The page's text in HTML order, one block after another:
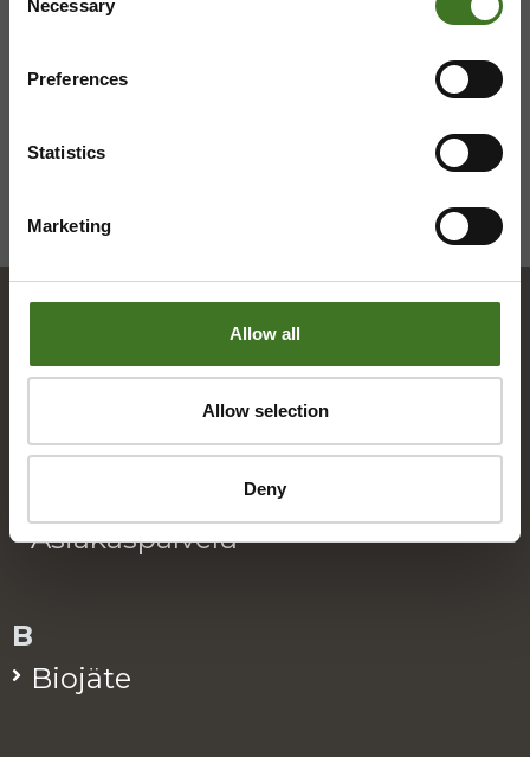
Selection
Necessary
Preferences
Statistics
Marketing
Allow all
Allow selection
Deny
Hakemisto
A
Alue­ke­räys­pis­teet
Asia­kas­pal­ve­lu
B
Bio­jä­te